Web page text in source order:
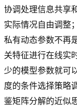
协调处理信息共享
实际情况自由调整
私有动态参数不再
关特征进行在线实
少的模型参数就可
度的条件选择策略
鉴矩阵分解的近似